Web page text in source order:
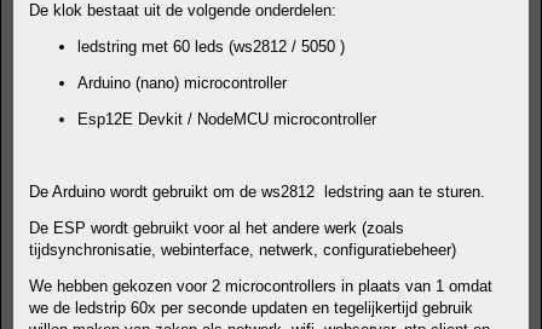
De klok bestaat uit de volgende onderdelen:
ledstring met 60 leds (ws2812 / 5050 )
Arduino (nano) microcontroller
Esp12E Devkit / NodeMCU microcontroller
De Arduino wordt gebruikt om de ws2812 ledstring aan te sturen.
De ESP wordt gebruikt voor al het andere werk (zoals
tijdsynchronisatie, webinterface, netwerk, configuratiebeheer)
We hebben gekozen voor 2 microcontrollers in plaats van 1 omdat
we de ledstrip 60x per seconde updaten en tegelijkertijd gebruik